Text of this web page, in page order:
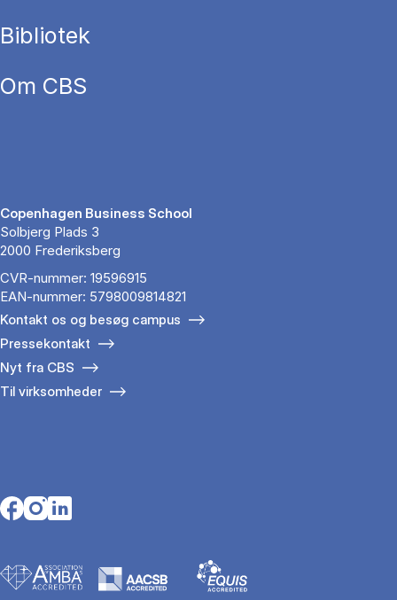
Bibliotek
Om CBS
Copenhagen Business School
Solbjerg Plads 3
2000 Frederiksberg
CVR-nummer: 19596915
EAN-nummer: 5798009814821
Kontakt os og besøg campus
Pressekontakt
Nyt fra CBS
Til virksomheder
Opens in a new tab
Opens in a new tab
Opens in a new tab